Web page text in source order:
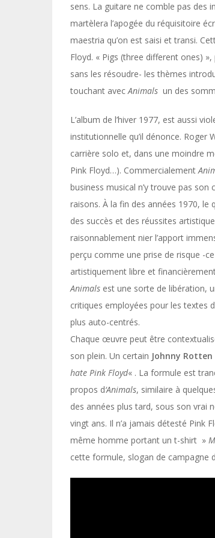
sens. La guitare ne comble pas des
martèlera l’apogée du réquisitoire
maestria qu’on est saisi et transi.
Floyd. « Pigs (three different ones)
sans les résoudre- les thèmes
touchant avecAnimals un des
L’album de l’hiver 1977, est aussi
institutionnelle qu’il dénonce.
carrière solo et, dans une moindre
Pink Floyd…). Commercialement
business musical n’y trouve pas son
raisons. À la fin des années 1970,
des succès et des réussites
raisonnablement nier l’apport
perçu comme une prise de risque -
artistiquement libre et
Animals est une sorte de libération,
critiques employées pour les textes
plus auto-centrés.
Chaque œuvre peut être
son plein. Un certain Johnny Rotten
hate Pink Floyd« . La formule est
propos d‘Animals, similaire à
des années plus tard, sous son vrai
vingt ans. Il n’a jamais détesté Pink
même homme portant un t-shirt »
cette formule, slogan de campagne